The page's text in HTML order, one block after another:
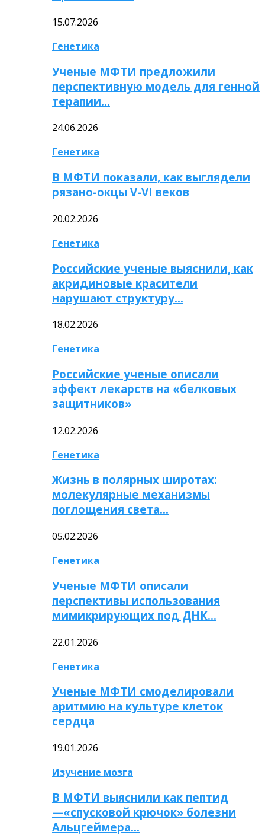
15.07.2026
Генетика
Ученые МФТИ предложили
перспективную модель для генной
терапии…
24.06.2026
Генетика
В МФТИ показали, как выглядели
рязано-окцы V-VI веков
20.02.2026
Генетика
Российские ученые выяснили, как
акридиновые красители
нарушают структуру…
18.02.2026
Генетика
Российские ученые описали
эффект лекарств на «белковых
защитников»
12.02.2026
Генетика
Жизнь в полярных широтах:
молекулярные механизмы
поглощения света…
05.02.2026
Генетика
Ученые МФТИ описали
перспективы использования
мимикрирующих под ДНК…
22.01.2026
Генетика
Ученые МФТИ смоделировали
аритмию на культуре клеток
сердца
19.01.2026
Изучение мозга
В МФТИ выяснили как пептид
—«спусковой крючок» болезни
Альцгеймера…